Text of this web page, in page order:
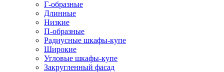
Г-образные
Длинные
Низкие
П-образные
Радиусные шкафы-купе
Широкие
Угловые шкафы-купе
Закругленный фасад